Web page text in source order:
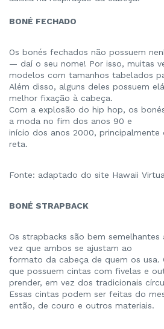
BONÉ FECHADO
Os bonés fechados não possuem
— daí o seu nome! Por isso, muitas
modelos com tamanhos tabelados
Além disso, alguns deles possuem
melhor fixação à cabeça.
Com a explosão do hip hop, os
a moda no fim dos anos 90 e
início dos anos 2000, principalmente
reta.
Fonte: adaptado do site Hawaii
BONÉ STRAPBACK
Os strapbacks são bem semelhantes
vez que ambos se ajustam ao
formato da cabeça de quem os usa.
que possuem cintas com fivelas e
prender, em vez dos tradicionais
Essas cintas podem ser feitas do
então, de couro e outros materiais.